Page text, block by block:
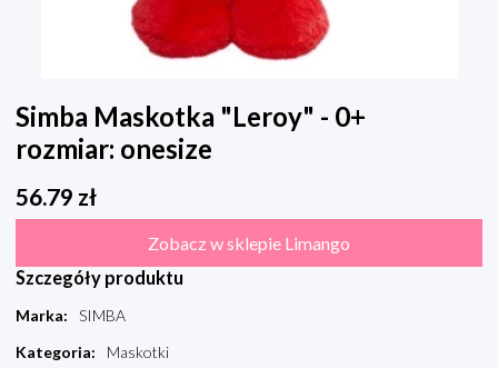
Simba Maskotka "Leroy" - 0+
rozmiar: onesize
56.79 zł
Zobacz w sklepie Limango
Szczegóły produktu
Marka:
SIMBA
Kategoria:
Maskotki